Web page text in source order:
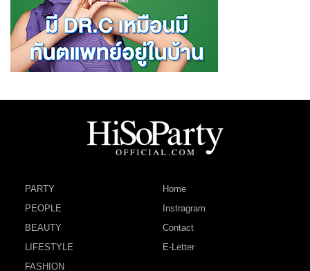
PARTY
PEOPLE
BEAUTY
LIFESTYLE
FASHION
Home
Instragram
Contact
E-Letter